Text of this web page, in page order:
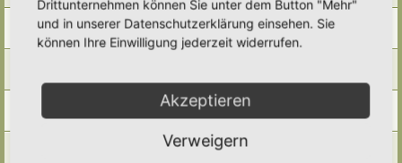
Bestellung Hortus-Schild
Letzter Beitrag von Polarwelt « Fr 16. Feb 2024, 11:13
Druckvorlage Hortus-Netzwerk-Schild
Letzter Beitrag vonPolarwelt«Fr 16. Feb 2024, 10:48
Hortus-Netzwerk.de auf Deiner Seite
Drittunternehmen können Sie unter dem Button "Mehr"
und in unserer Datenschutzerklärung einsehen. Sie
können Ihre Einwilligung jederzeit widerrufen.
Akzeptieren
Verweigern